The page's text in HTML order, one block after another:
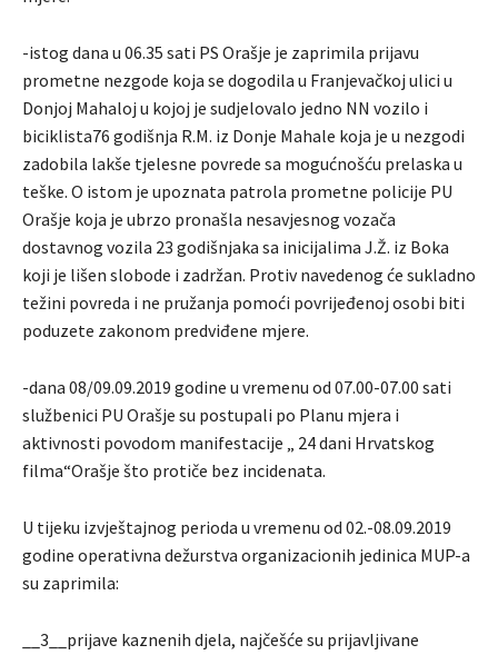
-istog dana u 06.35 sati PS Orašje je zaprimila prijavu
prometne nezgode koja se dogodila u Franjevačkoj ulici u
Donjoj Mahaloj u kojoj je sudjelovalo jedno NN vozilo i
biciklista76 godišnja R.M. iz Donje Mahale koja je u nezgodi
zadobila lakše tjelesne povrede sa mogućnošću prelaska u
teške. O istom je upoznata patrola prometne policije PU
Orašje koja je ubrzo pronašla nesavjesnog vozača
dostavnog vozila 23 godišnjaka sa inicijalima J.Ž. iz Boka
koji je lišen slobode i zadržan. Protiv navedenog će sukladno
težini povreda i ne pružanja pomoći povrijeđenoj osobi biti
poduzete zakonom predviđene mjere.
-dana 08/09.09.2019 godine u vremenu od 07.00-07.00 sati
službenici PU Orašje su postupali po Planu mjera i
aktivnosti povodom manifestacije „ 24 dani Hrvatskog
filma“Orašje što protiče bez incidenata.
U tijeku izvještajnog perioda u vremenu od 02.-08.09.2019
godine operativna dežurstva organizacionih jedinica MUP-a
su zaprimila:
__3__prijave kaznenih djela, najčešće su prijavljivane